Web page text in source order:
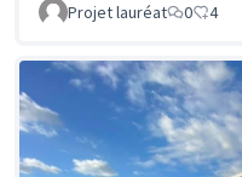
Projet lauréat 0 4